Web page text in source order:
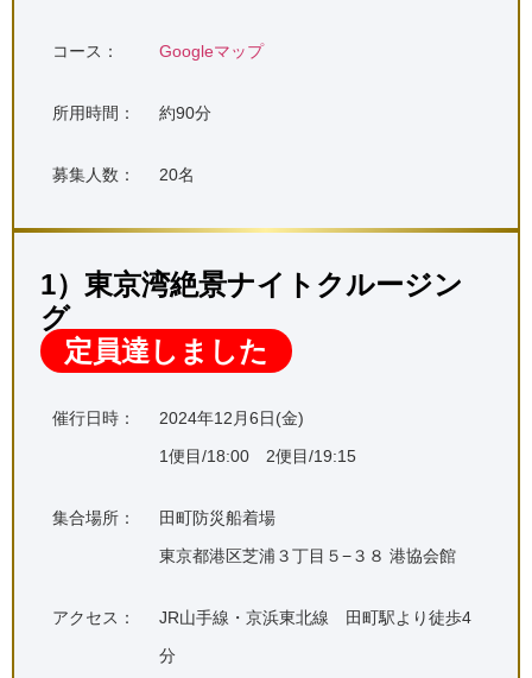
コース： Googleマップ
所用時間： 約90分
募集人数： 20名
1）東京湾絶景ナイトクルージン
グ
定員達しました
催行日時：
2024年12月6日(金)
1便目/18:00 2便目/19:15
集合場所：
田町防災船着場
東京都港区芝浦３丁目５−３８ 港協会館
アクセス：
JR山手線・京浜東北線 田町駅より徒歩4
分